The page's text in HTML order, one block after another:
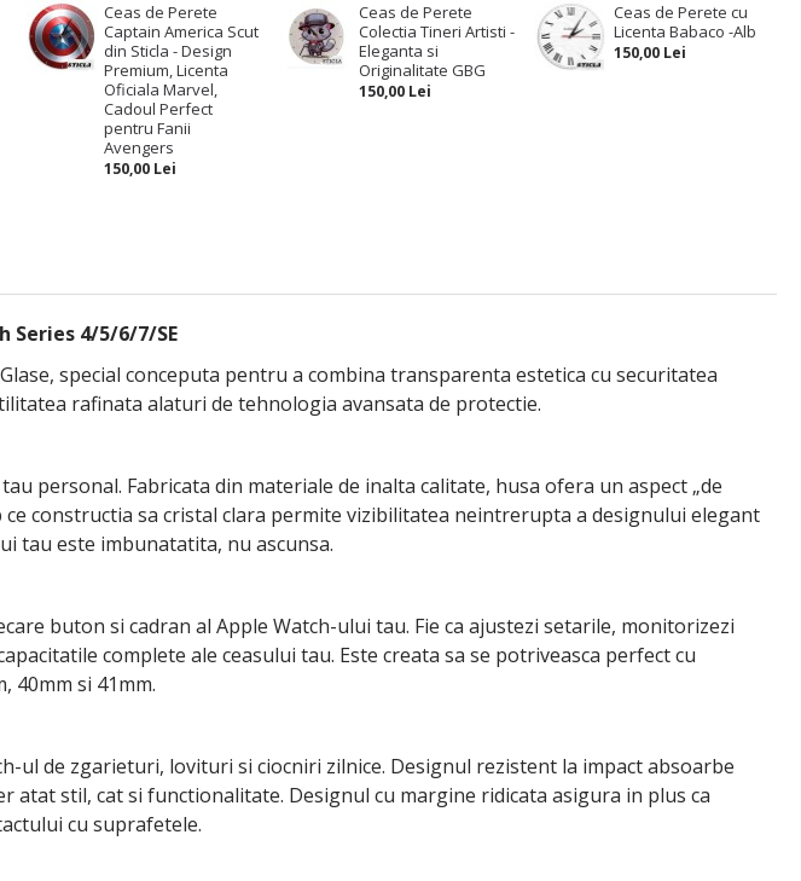
Ceas de Perete
Captain America Scut
din Sticla - Design
Premium, Licenta
Oficiala Marvel,
Cadoul Perfect
pentru Fanii
Avengers
150,00 Lei
Ceas de Perete
Colectia Tineri Artisti -
Eleganta si
Originalitate GBG
150,00 Lei
Ceas de Perete cu
Licenta Babaco -Alb
150,00 Lei
Series 4/5/6/7/SE
special conceputa pentru a combina transparenta estetica cu securitatea
rafinata alaturi de tehnologia avansata de protectie.
personal. Fabricata din materiale de inalta calitate, husa ofera un aspect „de
constructia sa cristal clara permite vizibilitatea neintrerupta a designului elegant
tau este imbunatatita, nu ascunsa.
buton si cadran al Apple Watch-ului tau. Fie ca ajustezi setarile, monitorizezi
complete ale ceasului tau. Este creata sa se potriveasca perfect cu
40mm si 41mm.
ul de zgarieturi, lovituri si ciocniri zilnice. Designul rezistent la impact absoarbe
atat stil, cat si functionalitate. Designul cu margine ridicata asigura in plus ca
cu suprafetele.